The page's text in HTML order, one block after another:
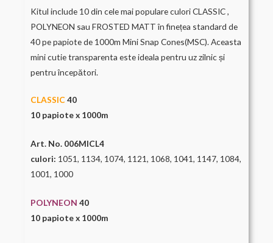
Kitul include 10 din cele mai populare culori CLASSIC ,
POLYNEON sau FROSTED MATT în finețea standard de
40 pe papiote de 1000m Mini Snap Cones(MSC). Aceasta
mini cutie transparenta este ideala pentru uz zilnic și
pentru începători.
CLASSIC 40
10 papiote x 1000m
Art. No. 006MICL4
culori: 1051, 1134, 1074, 1121, 1068, 1041, 1147, 1084,
1001, 1000
POLYNEON 40
10 papiote x 1000m